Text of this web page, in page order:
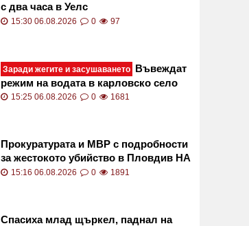
с два часа в Уелс
15:30 06.08.2026 0 97
Заради жегите и засушаването Въвеждат
режим на водата в карловско село
15:25 06.08.2026 0 1681
Прокуратурата и МВР с подробности
за жестокото убийство в Пловдив НА
ЖИВО
15:16 06.08.2026 0 1891
Спасиха млад щъркел, паднал на